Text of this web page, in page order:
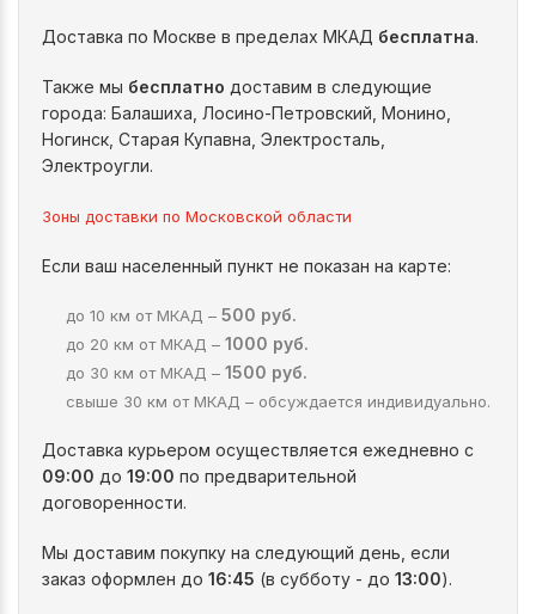
Доставка по Москве в пределах МКАД бесплатна.
Также мы бесплатно доставим в следующие
города: Балашиха, Лосино-Петровский, Монино,
Ногинск, Старая Купавна, Электросталь,
Электроугли.
Зоны доставки по Московской области
Если ваш населенный пункт не показан на карте:
до 10 км от МКАД – 500 руб.
до 20 км от МКАД – 1000 руб.
до 30 км от МКАД – 1500 руб.
свыше 30 км от МКАД – обсуждается индивидуально.
Доставка курьером осуществляется ежедневно с
09:00 до 19:00 по предварительной
договоренности.
Мы доставим покупку на следующий день, если
заказ оформлен до 16:45 (в субботу - до 13:00).